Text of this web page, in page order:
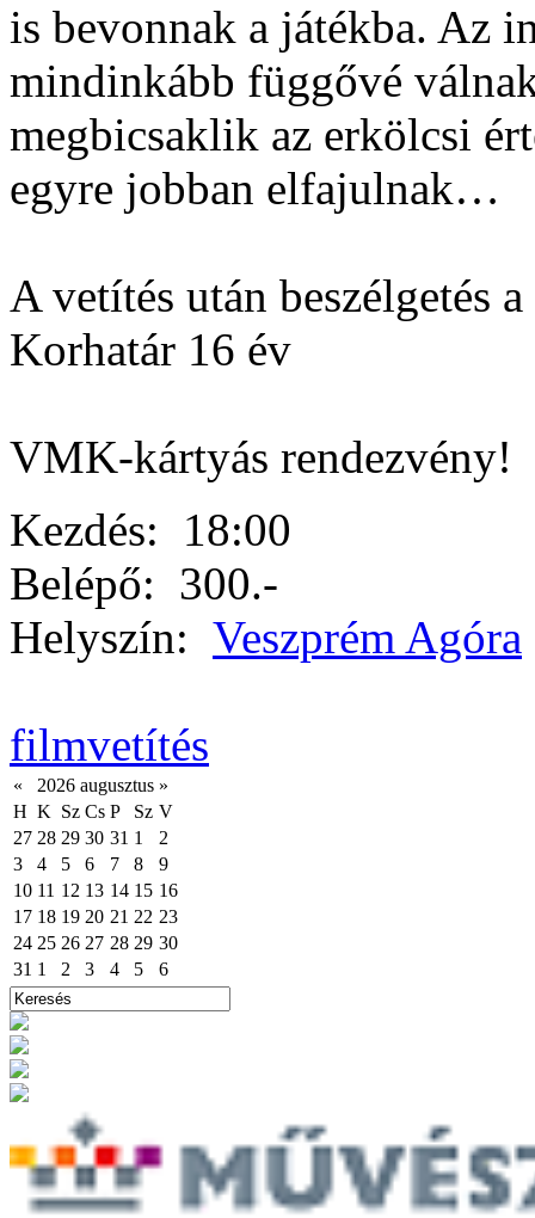
is bevonnak a játékba. Az
mindinkább függővé
megbicsaklik az erkölcsi
egyre jobban elfajulnak…
A vetítés után beszélgetés
Korhatár 16 év
VMK-kártyás rendezvény!
Kezdés: 18:00
Belépő: 300.-
Helyszín: Veszprém Agóra
filmvetítés
« 2026 augusztus »
H K Sz Cs P Sz V
27 28 29 30 31 1
2
3
4 5 6 7 8
9
10 11 12 13 14 15 16
17 18 19 20 21 22 23
24 25 26 27 28 29 30
31 1 2 3 4 5 6